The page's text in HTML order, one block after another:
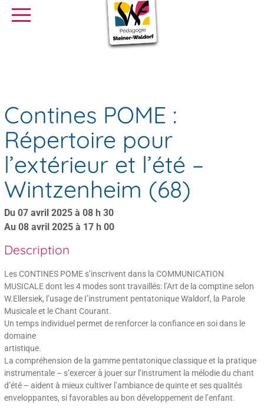
SE FORMER
Contines POME :
Répertoire pour
l’extérieur et l’été –
Wintzenheim (68)
Du 07 avril 2025 à 08 h 30
Au 08 avril 2025 à 17 h 00
Description
Les CONTINES POME s’inscrivent dans la COMMUNICATION
MUSICALE dont les 4 modes sont travaillés: l’Art de la comptine selon
W.Ellersiek, l’usage de I’instrument pentatonique Waldorf, la Parole
Musicale et le Chant Courant.
Un temps individuel permet de renforcer la confiance en soi dans le
domaine
artistique.
La compréhension de la gamme pentatonique classique et la pratique
instrumentale – s’exercer à jouer sur l’instrument la mélodie du chant
d’été – aident à mieux cultiver l’ambiance de quinte et ses qualités
enveloppantes, si favorables au bon développement de l’enfant.